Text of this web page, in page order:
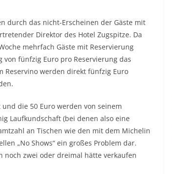
durch das nicht-Erscheinen der Gäste mit
Direktor des Hotel Zugspitze. Da
mehrfach Gäste mit Reservierung
fünfzig Euro pro Reservierung das
Reservino werden direkt fünfzig Euro
die 50 Euro werden von seinem
Laufkundschaft (bei denen also eine
an Tischen wie den mit dem Michelin
„No Shows“ ein großes Problem dar.
noch zwei oder dreimal hätte verkaufen